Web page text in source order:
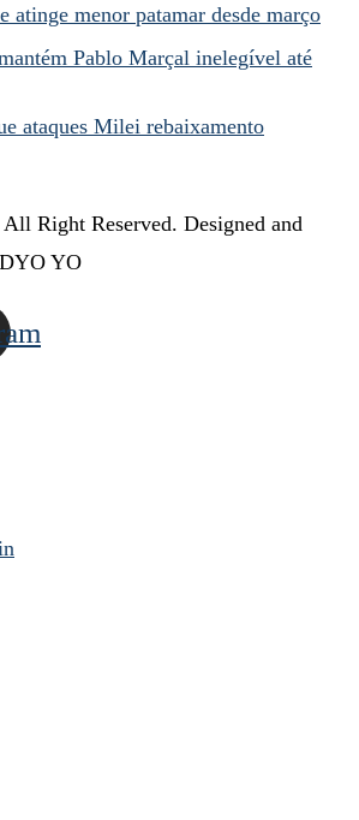
atinge menor patamar desde março
Pablo Marçal inelegível até
ataques Milei rebaixamento
Right Reserved. Designed and
YO